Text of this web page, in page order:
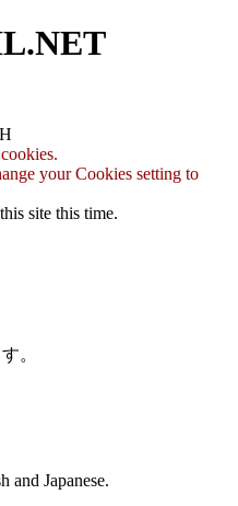
your Cookies setting to
site this time.
。
and Japanese.